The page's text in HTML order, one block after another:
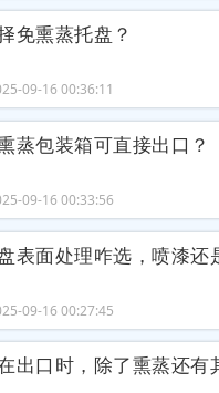
免熏蒸托盘？
09-16 00:36:11
蒸包装箱可直接出口？
09-16 00:33:56
表面处理咋选，喷漆还
09-16 00:27:45
出口时，除了熏蒸还有